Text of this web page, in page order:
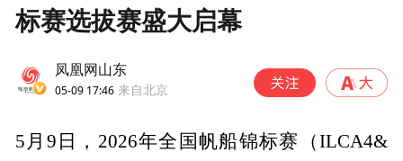
标赛选拔赛盛大启幕
凤凰网山东
05-09 17:46 来自北京
5月9日，2026年全国帆船锦标赛（ILCA4&